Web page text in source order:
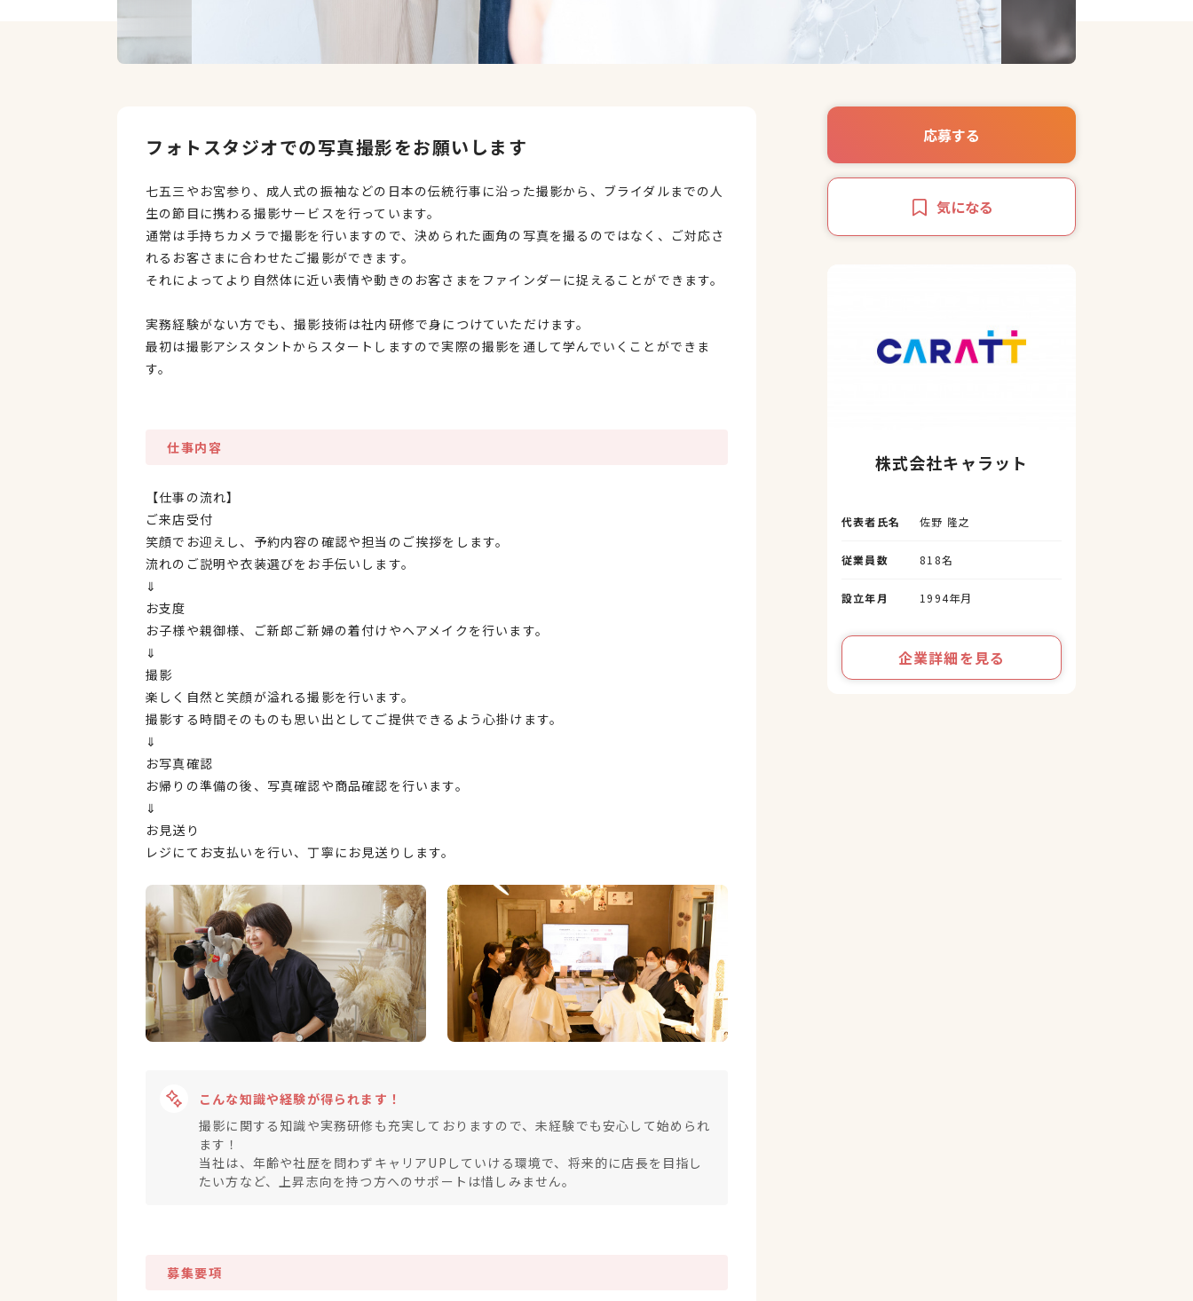
フォトスタジオでの写真撮影をお願いします
七五三やお宮参り、成人式の振袖などの日本の伝統行事に沿った撮影から、ブライダルまでの人
生の節目に携わる撮影サービスを行っています。
通常は手持ちカメラで撮影を行いますので、決められた画角の写真を撮るのではなく、ご対応さ
れるお客さまに合わせたご撮影ができます。
それによってより自然体に近い表情や動きのお客さまをファインダーに捉えることができます。
実務経験がない方でも、撮影技術は社内研修で身につけていただけます。
最初は撮影アシスタントからスタートしますので実際の撮影を通して学んでいくことができま
す。
仕事内容
【仕事の流れ】
ご来店受付
笑顔でお迎えし、予約内容の確認や担当のご挨拶をします。
流れのご説明や衣装選びをお手伝いします。
⇓
お支度
お子様や親御様、ご新郎ご新婦の着付けやヘアメイクを行います。
⇓
撮影
楽しく自然と笑顔が溢れる撮影を行います。
撮影する時間そのものも思い出としてご提供できるよう心掛けます。
⇓
お写真確認
お帰りの準備の後、写真確認や商品確認を行います。
⇓
お見送り
レジにてお支払いを行い、丁寧にお見送りします。
こんな知識や経験が得られます！
撮影に関する知識や実務研修も充実しておりますので、未経験でも安心して始められ
ます！
当社は、年齢や社歴を問わずキャリアUPしていける環境で、将来的に店長を目指し
たい方など、上昇志向を持つ方へのサポートは惜しみません。
募集要項
応募する
気になる
株式会社キャラット
代表者氏名 佐野 隆之
従業員数 818名
設立年月 1994年月
企業詳細を見る